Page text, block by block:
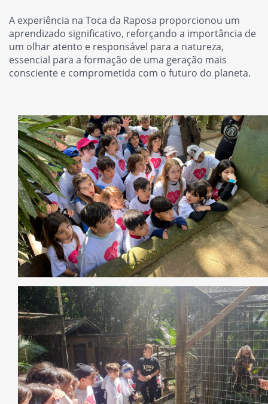
A experiência na Toca da Raposa proporcionou um
aprendizado significativo, reforçando a importância de
um olhar atento e responsável para a natureza,
essencial para a formação de uma geração mais
consciente e comprometida com o futuro do planeta.